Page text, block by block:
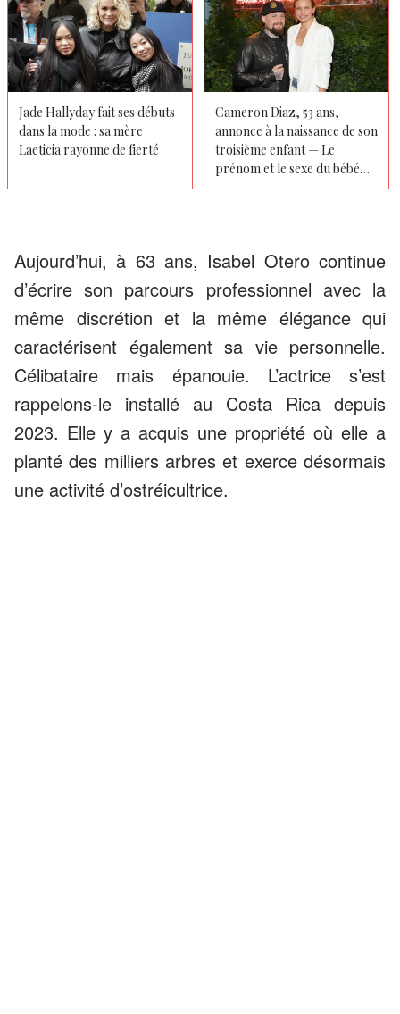
Jade Hallyday fait ses débuts
dans la mode : sa mère
Laeticia rayonne de fierté
Cameron Diaz, 53 ans,
annonce à la naissance de son
troisième enfant — Le
prénom et le sexe du bébé
révélés
Aujourd’hui, à 63 ans, Isabel Otero continue
d’écrire son parcours professionnel avec la
même discrétion et la même élégance qui
caractérisent également sa vie personnelle.
Célibataire mais épanouie. L’actrice s’est
rappelons-le installé au Costa Rica depuis
2023. Elle y a acquis une propriété où elle a
planté des milliers arbres et exerce désormais
une activité d’ostréicultrice.